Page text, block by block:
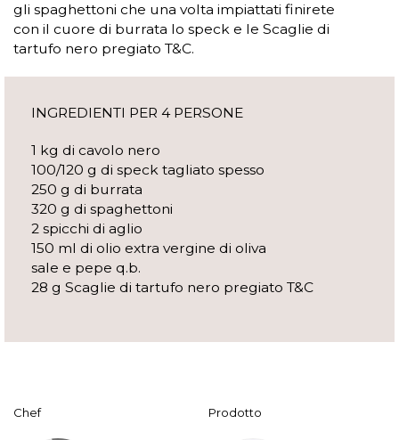
gli spaghettoni che una volta impiattati finirete
con il cuore di burrata lo speck e le Scaglie di
tartufo nero pregiato T&C.
INGREDIENTI PER 4 PERSONE
1 kg di cavolo nero
100/120 g di speck tagliato spesso
250 g di burrata
320 g di spaghettoni
2 spicchi di aglio
150 ml di olio extra vergine di oliva
sale e pepe q.b.
28 g Scaglie di tartufo nero pregiato T&C
Chef Prodotto